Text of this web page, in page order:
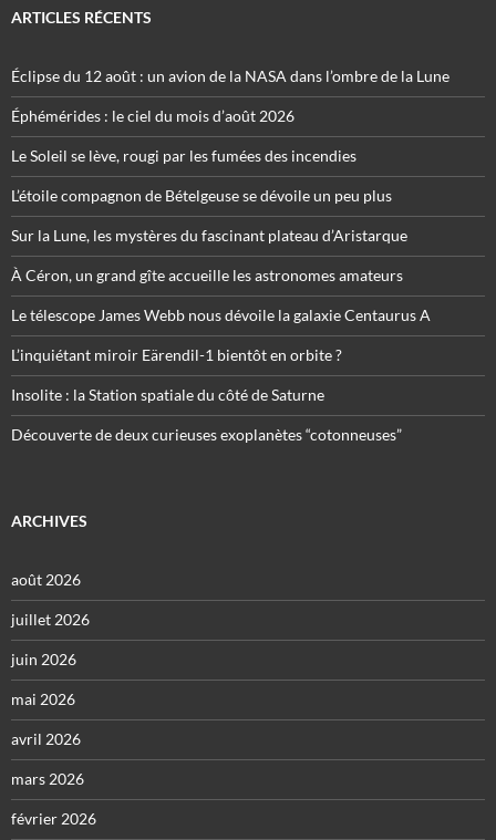
ARTICLES RÉCENTS
Éclipse du 12 août : un avion de la NASA dans l’ombre de la Lune
Éphémérides : le ciel du mois d’août 2026
Le Soleil se lève, rougi par les fumées des incendies
L’étoile compagnon de Bételgeuse se dévoile un peu plus
Sur la Lune, les mystères du fascinant plateau d’Aristarque
À Céron, un grand gîte accueille les astronomes amateurs
Le télescope James Webb nous dévoile la galaxie Centaurus A
L’inquiétant miroir Eärendil-1 bientôt en orbite ?
Insolite : la Station spatiale du côté de Saturne
Découverte de deux curieuses exoplanètes “cotonneuses”
ARCHIVES
août 2026
juillet 2026
juin 2026
mai 2026
avril 2026
mars 2026
février 2026